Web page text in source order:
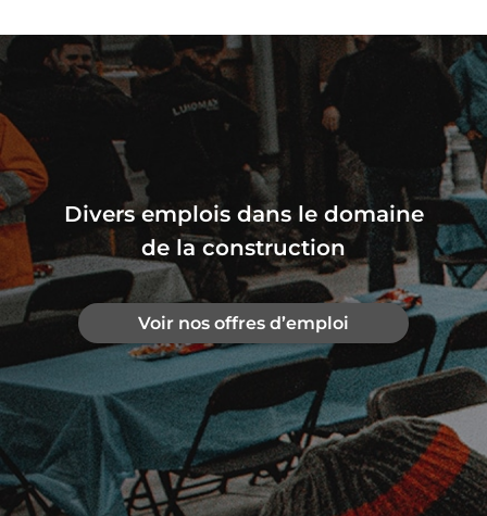
Divers emplois dans le domaine
de la construction
Voir nos offres d’emploi